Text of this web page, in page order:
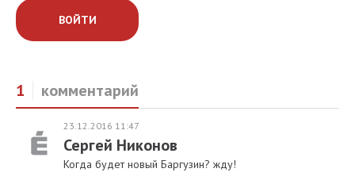
ВОЙТИ
1 комментарий
23.12.2016 11:47
Сергей Никонов
Когда будет новый Баргузин? жду!